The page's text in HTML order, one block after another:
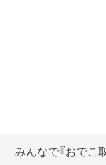
みんなで『おでこ